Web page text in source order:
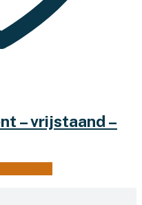
– vrijstaand –